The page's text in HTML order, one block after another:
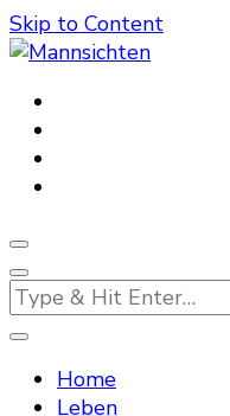
Skip to Content
Mannsichten
Was Männer wollen.
Looking
for
Something?
Home
Leben